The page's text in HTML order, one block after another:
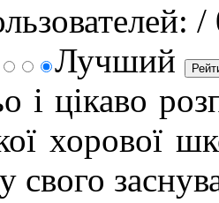
/
Лучший
і цікаво
хорової
свого